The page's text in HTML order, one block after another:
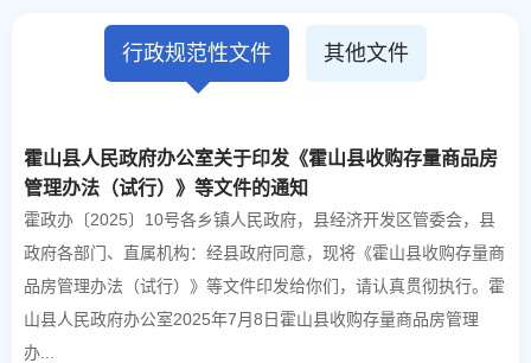
行政规范性文件 其他文件
霍山县人民政府办公室关于印发《霍山县收购存量商品房
管理办法（试行）》等文件的通知
霍政办〔2025〕10号各乡镇人民政府，县经济开发区管委会，县
政府各部门、直属机构：经县政府同意，现将《霍山县收购存量商
品房管理办法（试行）》等文件印发给你们，请认真贯彻执行。霍
山县人民政府办公室2025年7月8日霍山县收购存量商品房管理
办...